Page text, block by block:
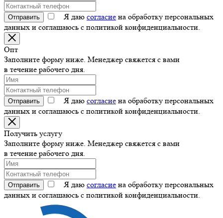
Отправить Я даю согласие на обработку персональных
данных и соглашаюсь с политикой конфиденциальности.
Опт
Заполните форму ниже. Менеджер свяжется с вами
в течение рабочего дня.
Отправить Я даю согласие на обработку персональных
данных и соглашаюсь с политикой конфиденциальности.
Получить услугу
Заполните форму ниже. Менеджер свяжется с вами
в течение рабочего дня.
Отправить Я даю согласие на обработку персональных
данных и соглашаюсь с политикой конфиденциальности.